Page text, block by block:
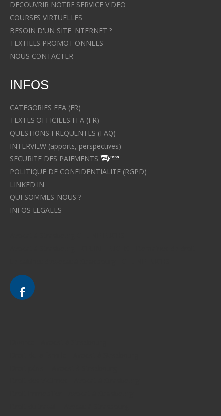
DECOUVRIR NOTRE SERVICE VIDEO
COURSES VIRTUELLES
BESOIN D'UN SITE INTERNET ?
TEXTILES PROMOTIONNELS
NOUS CONTACTER
INFOS
CATEGORIES FFA (FR)
TEXTES OFFICIELS FFA (FR)
QUESTIONS FREQUENTES (FAQ)
INTERVIEW (apports, perspectives)
SECURITE DES PAIEMENTS
POLITIQUE DE CONFIDENTIALITE (RGPD)
LINKED IN
QUI SOMMES-NOUS ?
INFOS LEGALES